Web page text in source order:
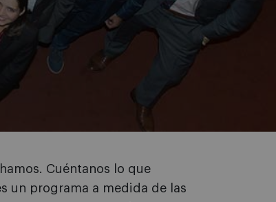
Cuéntanos lo que
un programa a medida de las